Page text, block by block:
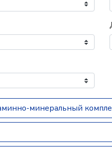
минеральный